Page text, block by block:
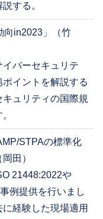
する。
向in2023」（竹
バーセキュリテ
イントを解説する
ュリティの国際規
STPAの標準化
田）
21448:2022や
例提供を行いまし
経験した現場適用